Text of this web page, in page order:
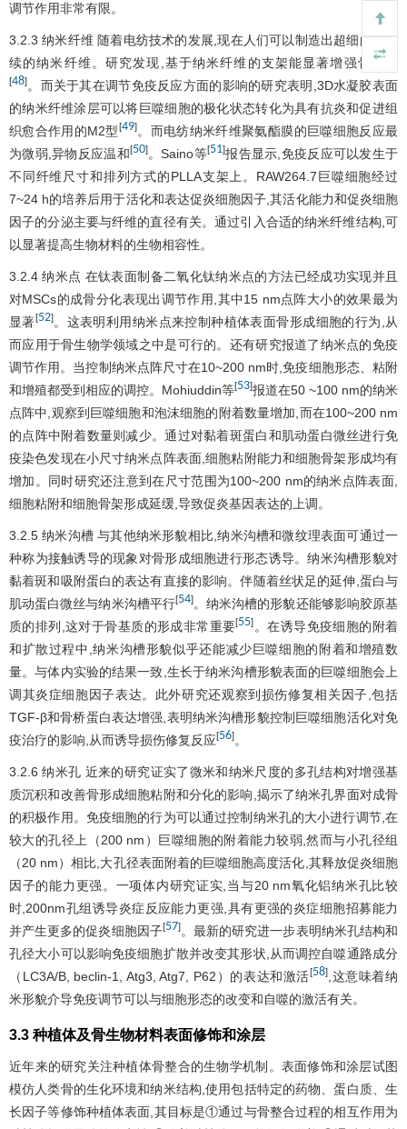
调节作用非常有限。
3.2.3 纳米纤维 随着电纺技术的发展,现在人们可以制造出超细的、连
续的纳米纤维。研究发现,基于纳米纤维的支架能显著增强骨再生
[48] 。而关于其在调节免疫反应方面的影响的研究表明,3D水凝胶表面
的纳米纤维涂层可以将巨噬细胞的极化状态转化为具有抗炎和促进组
织愈合作用的M2型 [49]。而电纺纳米纤维聚氨酯膜的巨噬细胞反应最
为微弱,异物反应温和[50]。Saino等[51]报告显示,免疫反应可以发生于
不同纤维尺寸和排列方式的PLLA支架上。RAW264.7巨噬细胞经过
7~24 h的培养后用于活化和表达促炎细胞因子,其活化能力和促炎细胞
因子的分泌主要与纤维的直径有关。通过引入合适的纳米纤维结构,可
以显著提高生物材料的生物相容性。
3.2.4 纳米点 在钛表面制备二氧化钛纳米点的方法已经成功实现并且
对MSCs的成骨分化表现出调节作用,其中15 nm点阵大小的效果最为
显著[52]。这表明利用纳米点来控制种植体表面骨形成细胞的行为,从
而应用于骨生物学领域之中是可行的。还有研究报道了纳米点的免疫
调节作用。当控制纳米点阵尺寸在10~200 nm时,免疫细胞形态、粘附
和增殖都受到相应的调控。Mohiuddin等[53]报道在50 ~100 nm的纳米
点阵中,观察到巨噬细胞和泡沫细胞的附着数量增加,而在100~200 nm
的点阵中附着数量则减少。通过对黏着斑蛋白和肌动蛋白微丝进行免
疫染色发现在小尺寸纳米点阵表面,细胞粘附能力和细胞骨架形成均有
增加。同时研究还注意到在尺寸范围为100~200 nm的纳米点阵表面,
细胞粘附和细胞骨架形成延缓,导致促炎基因表达的上调。
3.2.5 纳米沟槽 与其他纳米形貌相比,纳米沟槽和微纹理表面可通过一
种称为接触诱导的现象对骨形成细胞进行形态诱导。纳米沟槽形貌对
黏着斑和吸附蛋白的表达有直接的影响。伴随着丝状足的延伸,蛋白与
肌动蛋白微丝与纳米沟槽平行[54]。纳米沟槽的形貌还能够影响胶原基
质的排列,这对于骨基质的形成非常重要[55] 。在诱导免疫细胞的附着
和扩散过程中,纳米沟槽形貌似乎还能减少巨噬细胞的附着和增殖数
量。与体内实验的结果一致,生长于纳米沟槽形貌表面的巨噬细胞会上
调其炎症细胞因子表达。此外研究还观察到损伤修复相关因子,包括
TGF-β和骨桥蛋白表达增强,表明纳米沟槽形貌控制巨噬细胞活化对免
疫治疗的影响,从而诱导损伤修复反应[56] 。
3.2.6 纳米孔 近来的研究证实了微米和纳米尺度的多孔结构对增强基
质沉积和改善骨形成细胞粘附和分化的影响,揭示了纳米孔界面对成骨
的积极作用。免疫细胞的行为可以通过控制纳米孔的大小进行调节,在
较大的孔径上（200 nm）巨噬细胞的附着能力较弱,然而与小孔径组
（20 nm）相比,大孔径表面附着的巨噬细胞高度活化,其释放促炎细胞
因子的能力更强。一项体内研究证实,当与20 nm氧化铝纳米孔比较
时,200nm孔组诱导炎症反应能力更强,具有更强的炎症细胞招募能力
并产生更多的促炎细胞因子[57]。最新的研究进一步表明纳米孔结构和
孔径大小可以影响免疫细胞扩散并改变其形状,从而调控自噬通路成分
（LC3A/B, beclin-1, Atg3, Atg7, P62）的表达和激活[58],这意味着纳
米形貌介导免疫调节可以与细胞形态的改变和自噬的激活有关。
3.3 种植体及骨生物材料表面修饰和涂层
近年来的研究关注种植体骨整合的生物学机制。表面修饰和涂层试图
模仿人类骨的生化环境和纳米结构,使用包括特定的药物、蛋白质、生
长因子等修饰种植体表面,其目标是①通过与骨整合过程的相互作用为